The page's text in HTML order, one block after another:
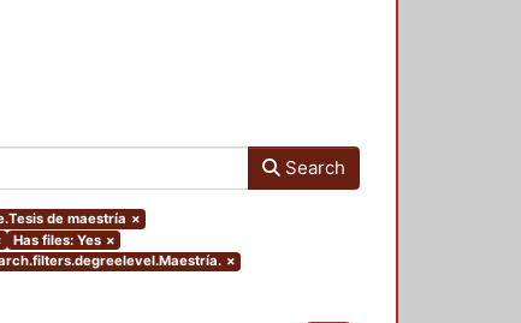
Search
de maestría ×
Has files: Yes ×
×